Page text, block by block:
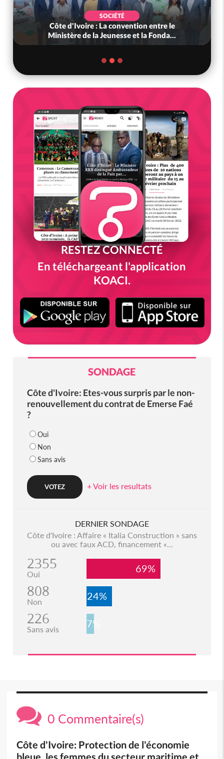
SOCIÉTÉ
Côte d'Ivoire : La convention entre le
Ministère de la Jeunesse et la Fonda...
RESTEZ CONNECTÉ
En téléchargeant l'application
KOACI.
SONDAGE
Côte d'Ivoire: Etes-vous surpris par le non-
renouvellement du contrat de Emerse Faé
?
Oui
Non
Sans avis
+ Voir les resultats
DERNIER SONDAGE
Côte d'Ivoire : Affaire « Italia Construction » sans
ou avec faux ACD, financement «...
2355
Oui 69%
808
Non 24%
226
Sans avis 7%
0 Commentaire(s)
Côte d'Ivoire: Protection de l'économie